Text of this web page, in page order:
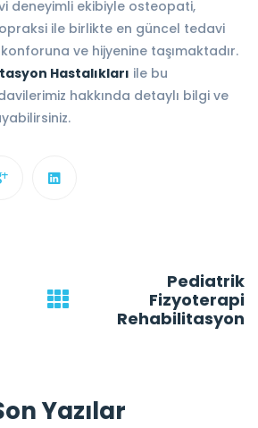
deneyimli ekibiyle osteopati,
ile birlikte en güncel tedavi
ve hijyenine taşımaktadır.
Hastalıkları ile bu
hakkında detaylı bilgi ve
Pediatrik
Fizyoterapi
Rehabilitasyon
Yazılar